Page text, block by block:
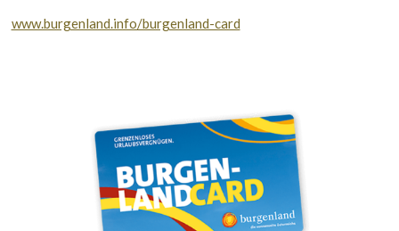
www.burgenland.info/burgenland-card